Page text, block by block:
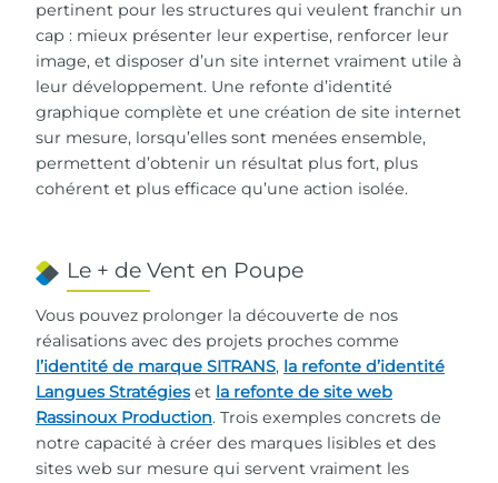
pertinent pour les structures qui veulent franchir un
cap : mieux présenter leur expertise, renforcer leur
image, et disposer d’un site internet vraiment utile à
leur développement. Une refonte d’identité
graphique complète et une création de site internet
sur mesure, lorsqu’elles sont menées ensemble,
permettent d’obtenir un résultat plus fort, plus
cohérent et plus efficace qu’une action isolée.
Le + de Vent en Poupe
Vous pouvez prolonger la découverte de nos
réalisations avec des projets proches comme
l’identité de marque SITRANS, la refonte d’identité
Langues Stratégieset la refonte de site web
Rassinoux Production. Trois exemples concrets de
notre capacité à créer des marques lisibles et des
sites web sur mesure qui servent vraiment les